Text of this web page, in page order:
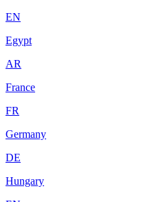
EN
Egypt
AR
France
FR
Germany
DE
Hungary